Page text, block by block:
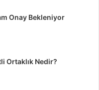
Onay Bekleniyor
Ortaklık Nedir?